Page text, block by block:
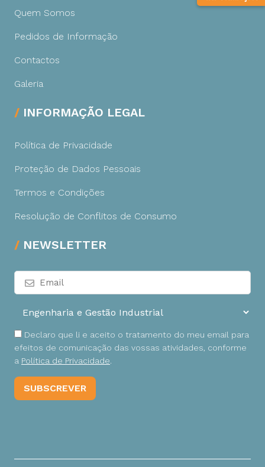
Quem Somos
Pedidos de Informação
Contactos
Galeria
INFORMAÇÃO LEGAL
Política de Privacidade
Proteção de Dados Pessoais
Termos e Condições
Resolução de Conflitos de Consumo
NEWSLETTER
Declaro que li e aceito o tratamento do meu email para
efeitos de comunicação das vossas atividades, conforme
a Política de Privacidade